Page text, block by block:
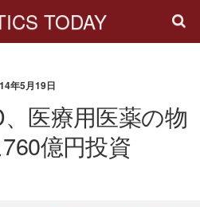
TODAY
年5月19日
医療用医薬の物
億円投資